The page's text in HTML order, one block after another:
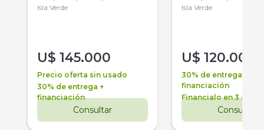
Isla Verde
U$ 145.000
Precio oferta sin usado
30% de entrega +
financiación
Consultar
Isla Verde
U$ 120.000
30% de entrega +
financiación
Financialo en 3 años
Consultar